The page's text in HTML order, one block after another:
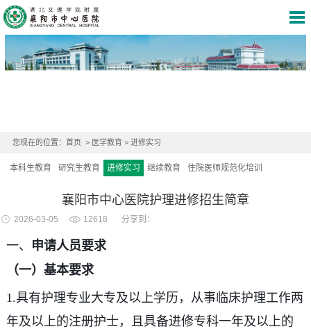
您现在的位置： 首页 > 医学教育 > 进修实习
本科生教育 研究生教育 进修实习 继续教育 住院医师规范化培训
襄阳市中心医院护理进修招生简章
2026-03-05 12618 分享到：
一、
申请人员要求
（一）基本要求
1.具有护理专业大专及以上学历，从事临床护理工作两
年及以上的注册护士，且具备进修专科一年及以上的